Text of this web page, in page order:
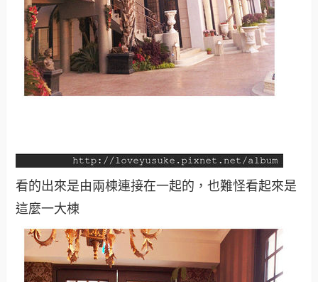
看的出來是由兩棟連接在一起的，也難怪看起來是
這麼一大棟